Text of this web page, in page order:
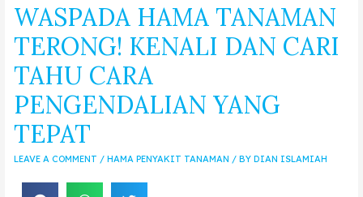
WASPADA HAMA TANAMAN
TERONG! KENALI DAN CARI
TAHU CARA
PENGENDALIAN YANG
TEPAT
LEAVE A COMMENT / HAMA PENYAKIT TANAMAN / BY DIAN ISLAMIAH